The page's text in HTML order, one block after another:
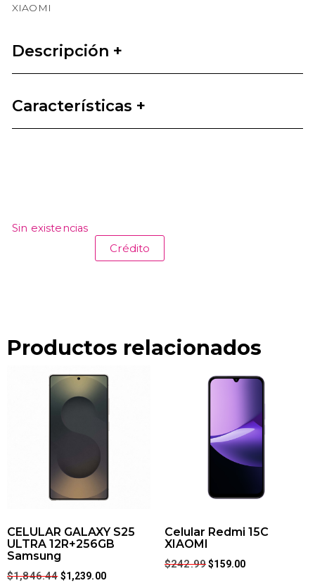
XIAOMI
Descripción +
Características +
Sin existencias
Crédito
Productos relacionados
CELULAR GALAXY S25
ULTRA 12R+256GB
Samsung
$1,846.44 $1,239.00
Celular Redmi 15C
XIAOMI
$242.99 $159.00